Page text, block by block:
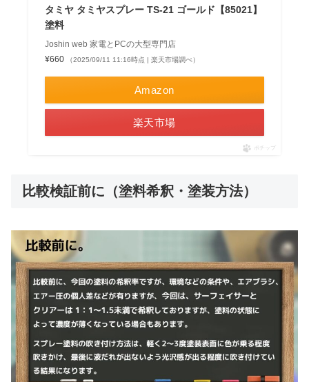
タミヤ タミヤスプレー TS-21 ゴールド【85021】
塗料
Joshin web 家電とPCの大型専門店
¥660
（2025/09/11 11:16時点 | 楽天市場調べ）
Amazon
楽天市場
ポチップ
比較検証前に（塗料希釈・塗装方法）